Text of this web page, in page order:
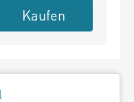
Kaufen